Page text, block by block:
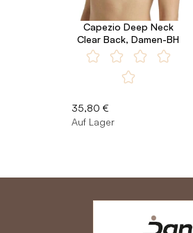
Capezio Deep Neck
Clear Back, Damen-BH
35,80 €
Auf Lager